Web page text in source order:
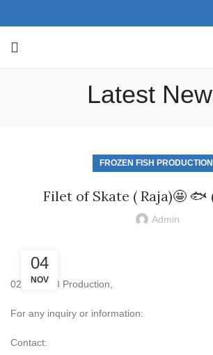
Latest
FROZEN FISH PRODUCTION
Filet of Skate ( Raja)🤩 🐟
Admin
04
NOV
02/11/2023 Production,
For any inquiry or information:
Contact: